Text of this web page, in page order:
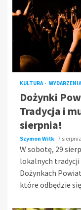
KULTURA WYDARZENIA
Dożynki
Tradycja i
sierpnia!
Szymon Wilk 7
W sobotę, 29
lokalnych tradycji
Dożynkach
które odbędzie